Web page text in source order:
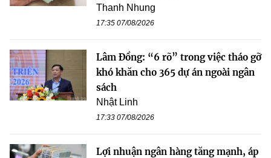
Thanh Nhung
17:35 07/08/2026
Lâm Đồng: “6 rõ” trong việc tháo gỡ
khó khăn cho 365 dự án ngoài ngân
sách
Nhật Linh
17:33 07/08/2026
Lợi nhuận ngân hàng tăng mạnh, áp